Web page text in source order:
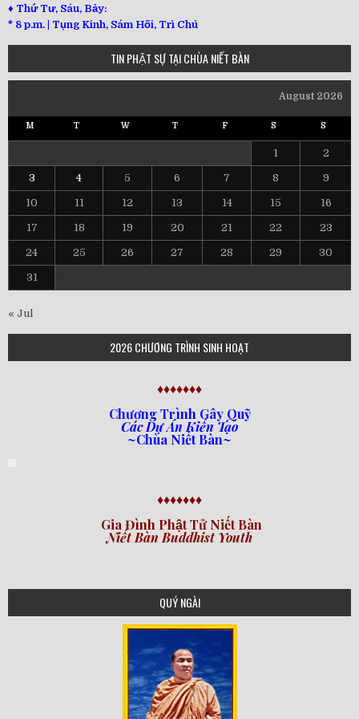
♦ Thứ Tư, Sáu, Bảy:
* 8 p.m. | Tụng Kinh, Sám Hối, Trì Chú
TIN PHẬT SỰ TẠI CHÙA NIẾT BÀN
August 2026
M T W T F S S
1 2
3 4 5 6 7 8 9
10 11 12 13 14 15 16
17 18 19 20 21 22 23
24 25 26 27 28 29 30
31
« Jul
2026 CHƯƠNG TRÌNH SINH HOẠT
♦♦♦♦♦♦♦
Chương Trình Gây Quỹ
Các Dự Án Kiến Tạo
~Chùa Niết Bàn~
♦♦♦♦♦♦♦
Gia Đình Phật Tử Niết Bàn
Niết Bàn Buddhist Youth
QUÝ NGÀI